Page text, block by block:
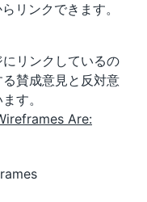
リンクできます。
リンクしているの
賛成意見と反対意
す。
Are: